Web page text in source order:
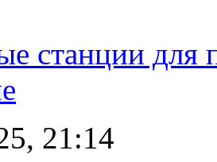
станции для
21:14